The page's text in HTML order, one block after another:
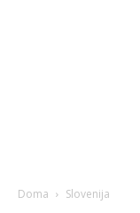
Doma Slovenija